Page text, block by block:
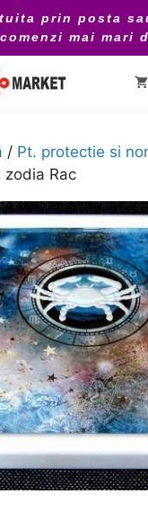
prin posta
mai mari
/ Pt. protectie si
zodia Rac